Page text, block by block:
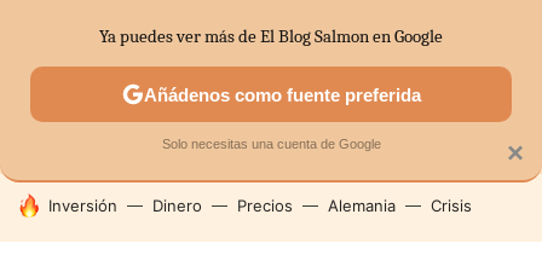
SECTORES ECONOMÍA DOMÉSTICA MERCADOS
HOY SE HABLA DE
Inversión Dinero Precios Alemania Crisis
×
Ya puedes ver más de El Blog Salmon en Google
Añádenos como fuente preferida
Solo necesitas una cuenta de Google